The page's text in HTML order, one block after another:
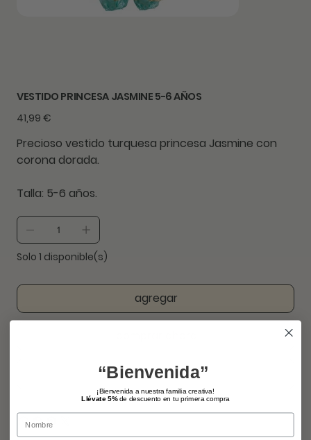
VESTIDO PRINCESA JASMINE 5-6 AÑOS
Precio
41,99 €
Precioso vestido turquesa princesa Jasmine con
corona dorada.
Talla: 5-6 años.
Solo 1 disponible(s)
agregar
“Bienvenida”
¡Bienvenida a nuestra familia creativa!
Llévate 5%de descuento en tu primera compra
Name